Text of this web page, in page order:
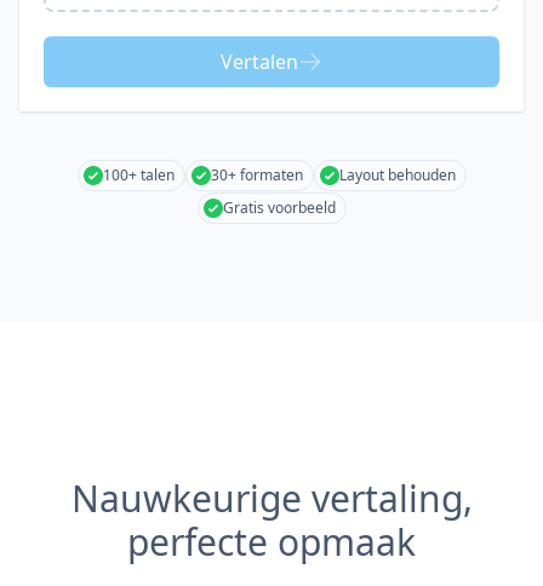
Vertalen
100+ talen 30+ formaten
Layout behouden
Gratis voorbeeld
Nauwkeurige vertaling,
perfecte opmaak